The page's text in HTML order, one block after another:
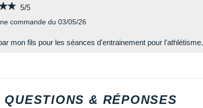
5/5
commande du 03/05/26
mon fils pour les séances d'entrainement pour l'athlétisme.
QUESTIONS & RÉPONSES